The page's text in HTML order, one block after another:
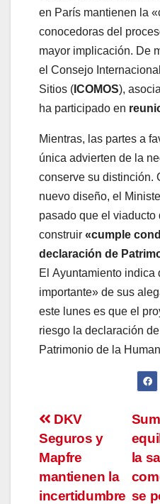
en París mantienen la
conocedoras del
mayor implicación. De
el Consejo
Sitios ( ICOMOS),
ha participado en
Mientras, las partes a
única advierten de la
conserve su distinción.
nuevo diseño, el
pasado que el viaducto
construir «cumple
declaración de
El Ayuntamiento indica
importante» de sus
este lunes es que el
riesgo la declaración
Patrimonio de la
de
entradas
la
se
DKV
Seguros y
Mapfre
mantienen la
incertidumbre